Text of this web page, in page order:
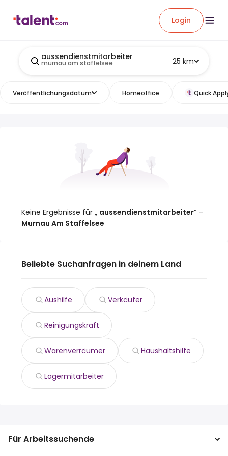
Login
aussendienstmitarbeiter
murnau am staffelsee 25 km
Veröffentlichungsdatum Homeoffice Quick
Keine Ergebnisse für „ aussendienstmitarbeiter“ –
Murnau Am Staffelsee
Beliebte Suchanfragen in deinem Land
Aushilfe Verkäufer
Reinigungskraft
Warenverräumer Haushaltshilfe
Lagermitarbeiter
Für Arbeitssuchende